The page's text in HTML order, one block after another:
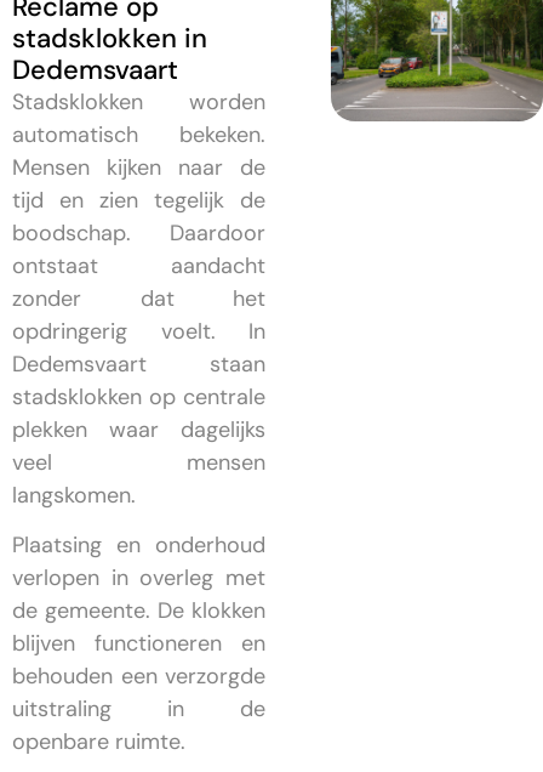
stadsklokken in
Dedemsvaart
Stadsklokken worden
automatisch bekeken.
Mensen kijken naar de
tijd en zien tegelijk de
boodschap. Daardoor
ontstaat aandacht
zonder dat het
opdringerig voelt. In
Dedemsvaart staan
stadsklokken op centrale
plekken waar dagelijks
veel mensen
langskomen.
Plaatsing en onderhoud
verlopen in overleg met
de gemeente. De klokken
blijven functioneren en
behouden een verzorgde
uitstraling in de
openbare ruimte.